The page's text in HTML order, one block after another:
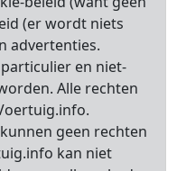
(er wordt niets
advertenties.
en niet-
Alle rechten
geen rechten
kan niet